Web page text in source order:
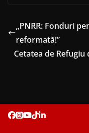
„PNRR: Fonduri
reformată!”
Cetatea de Refugiu